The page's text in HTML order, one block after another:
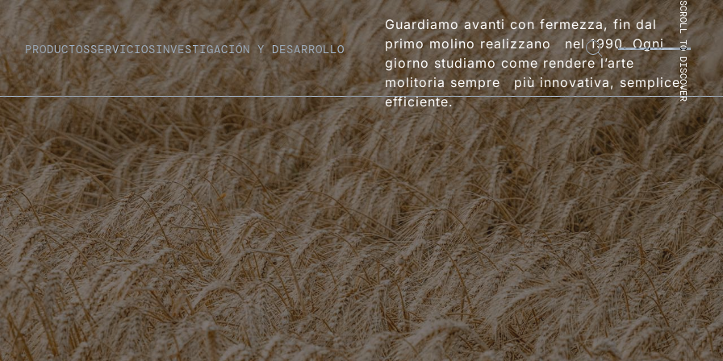
PRODUCTOSSERVICIOSINVESTIGACIÓN Y DESARROLLO SCROLL TO DISCOVER
Guardiamo avanti con fermezza, fin dal
primo molino realizzano nel 1990. Ogni
giorno studiamo come rendere l’arte
molitoria sempre più innovativa, semplice,
efficiente.